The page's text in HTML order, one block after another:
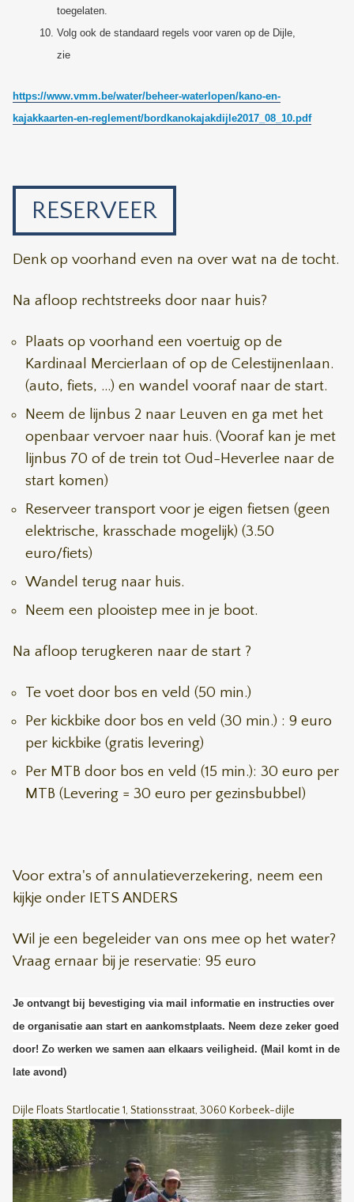
toegelaten.
Volg ook de standaard regels voor varen op de Dijle,
zie
https://www.vmm.be/water/beheer-waterlopen/kano-en-
kajakkaarten-en-reglement/bordkanokajakdijle2017_08_10.pdf
RESERVEER
Denk op voorhand even na over wat na de tocht.
Na afloop rechtstreeks door naar huis?
Plaats op voorhand een voertuig op de
Kardinaal Mercierlaan of op de Celestijnenlaan.
(auto, fiets, ...) en wandel vooraf naar de start.
Neem de lijnbus 2 naar Leuven en ga met het
openbaar vervoer naar huis. (Vooraf kan je met
lijnbus 70 of de trein tot Oud-Heverlee naar de
start komen)
Reserveer transport voor je eigen fietsen (geen
elektrische, krasschade mogelijk) (3.50
euro/fiets)
Wandel terug naar huis.
Neem een plooistep mee in je boot.
Na afloop terugkeren naar de start ?
Te voet door bos en veld (50 min.)
Per kickbike door bos en veld (30 min.) : 9 euro
per kickbike (gratis levering)
Per MTB door bos en veld (15 min.): 30 euro per
MTB (Levering = 30 euro per gezinsbubbel)
Voor extra's of annulatieverzekering, neem een
kijkje onder IETS ANDERS
Wil je een begeleider van ons mee op het water?
Vraag ernaar bij je reservatie: 95 euro
Je ontvangt bij bevestiging via mail informatie en instructies over
de organisatie aan start en aankomstplaats. Neem deze zeker goed
door! Zo werken we samen aan elkaars veiligheid. (Mail komt in de
late avond)
Dijle Floats Startlocatie 1, Stationsstraat, 3060 Korbeek-dijle